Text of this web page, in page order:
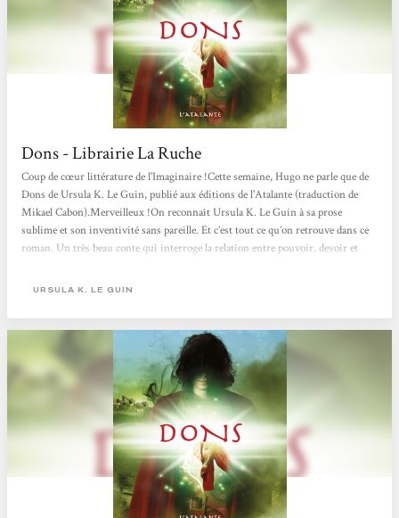
Dons - Librairie La Ruche
Coup de cœur littérature de l'Imaginaire !Cette semaine, Hugo ne parle que de
Dons de Ursula K. Le Guin, publié aux éditions de l'Atalante (traduction de
Mikael Cabon).Merveilleux !On reconnaît Ursula K. Le Guin à sa prose
sublime et son inventivité sans pareille. Et c’est tout ce qu’on retrouve dans ce
roman. Un très beau conte qui interroge la relation entre pouvoir, devoir et
URSULA K. LE GUIN